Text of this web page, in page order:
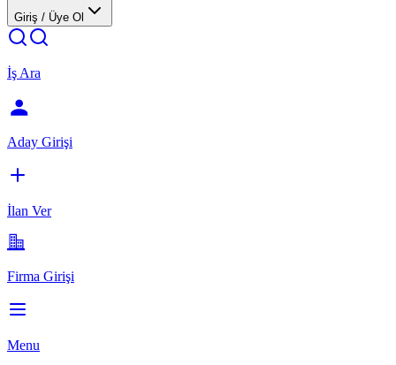
Giriş / Üye Ol
İş Ara
Aday Girişi
İlan Ver
Firma Girişi
Menu